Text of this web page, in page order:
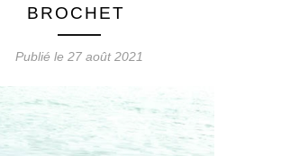
BROCHET
Publié le 27 août 2021